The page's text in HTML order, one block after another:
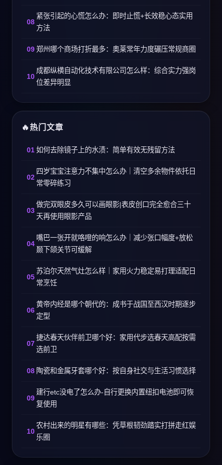
紧张引起的心慌怎么办：即时止慌+长效稳心态实用
方法
郑州哪个商场打折最多：奥莱常年力度碾压常规商圈
成都纵横自动化技术有限公司怎么样：综合实力强岗
位差异明显
热门文章
如何去除镜子上的水渍：简单有效无残留方法
四岁宝宝注意力不集中怎么办｜清空多余物件依托日
常零碎练习
做完双眼皮多久可以画眼影|表皮创口完全愈合三十
天再使用眼影产品
嘴巴一张开就咯噔的响怎么办｜减少张口幅度+放松
颞下颌关节可缓解
苏泊尔天然气灶怎么样｜家用火力稳定易打理适配日
常烹饪
黄帝内经是哪个朝代的：成书于战国至西汉时期逐步
定型
捷达春天伙伴前卫哪个好：家用代步选春天高配按需
选前卫
陶瓷和金属牙套哪个好：按自身社交与生活习惯选择
建行etc没电了怎么办-自行更换内置纽扣电池即可恢
复使用
农村出来的明星有哪些：凭草根韧劲踏实打拼走红娱
乐圈